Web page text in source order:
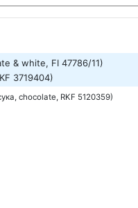
& white, FI 47786/11)
3719404)
chocolate, RKF 5120359)